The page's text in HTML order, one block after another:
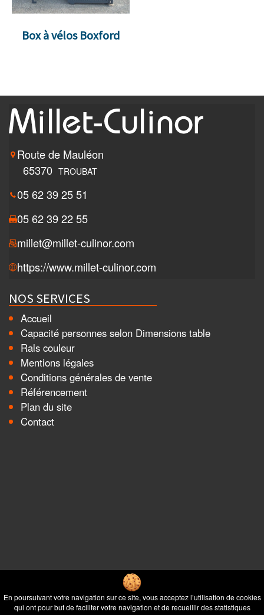
Box à vélos Boxford
Route de Mauléon
65370 TROUBAT
05 62 39 25 51
05 62 39 22 55
millet@millet-culinor.com
https://www.millet-culinor.com
NOS SERVICES
Accueil
Capacité personnes selon Dimensions table
Rals couleur
Mentions légales
Conditions générales de vente
Référencement
Plan du site
Contact
En poursuivant votre navigation sur ce site, vous acceptez l’utilisation de cookies
qui ont pour but de faciliter votre navigation et de recueillir des statistiques